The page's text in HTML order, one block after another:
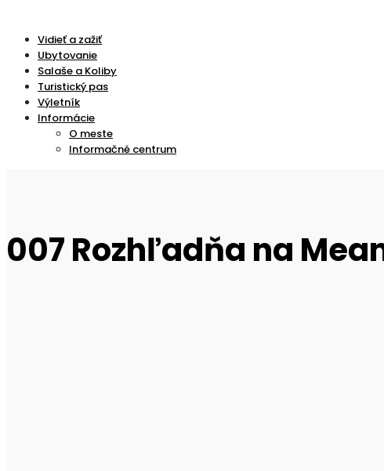
Vidieť a zažiť
Ubytovanie
Salaše a Koliby
Turistický pas
Výletník
Informácie
O meste
Informačné centrum
007 Rozhľadňa na